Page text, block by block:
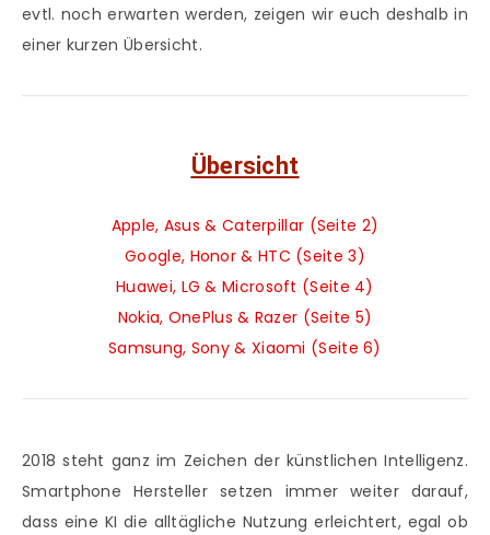
evtl. noch erwarten werden, zeigen wir euch deshalb in
einer kurzen Übersicht.
Übersicht
Apple, Asus & Caterpillar (Seite 2)
Google, Honor & HTC (Seite 3)
Huawei, LG & Microsoft (Seite 4)
Nokia, OnePlus & Razer (Seite 5)
Samsung, Sony & Xiaomi (Seite 6)
2018 steht ganz im Zeichen der künstlichen Intelligenz.
Smartphone Hersteller setzen immer weiter darauf,
dass eine KI die alltägliche Nutzung erleichtert, egal ob